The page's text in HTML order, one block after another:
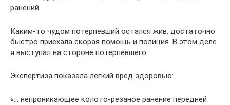
ранений.
Каким-то чудом потерпевший остался жив, достаточно
быстро приехала скорая помощь и полиция. В этом деле
я выступал на стороне потерпевшего.
Экспертиза показала легкий вред здоровью:
«… непроникающее колото-резаное ранение передней